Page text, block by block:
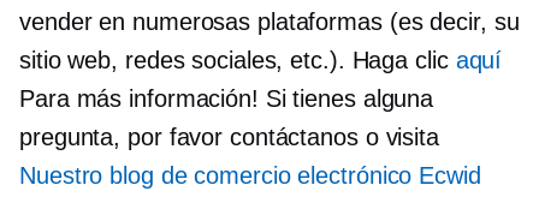
vender en numerosas plataformas (es decir, su
sitio web, redes sociales, etc.). Haga clic aquí
Para más información! Si tienes alguna
pregunta, por favor contáctanos o visita
Nuestro blog de comercio electrónico Ecwid